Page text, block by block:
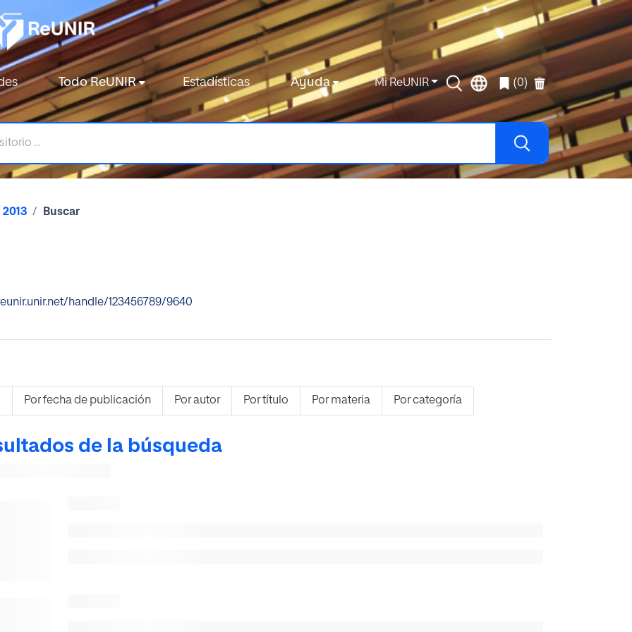
Todo ReUNIR Estadísticas Ayuda Mi ReUNIR (0)
2013 Buscar
handle/123456789/9640
Por fecha de publicación Por autor Por título Por materia Por categoría
de la búsqueda